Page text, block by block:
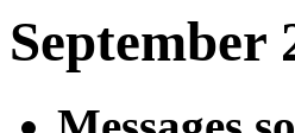
September